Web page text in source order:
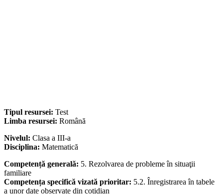
Tipul resursei: Test
Limba resursei: Română
Nivelul: Clasa a III-a
Disciplina: Matematică
Competență generală: 5. Rezolvarea de probleme în situaţii
familiare
Competența specifică vizată prioritar: 5.2. Înregistrarea în tabele
a unor date observate din cotidian